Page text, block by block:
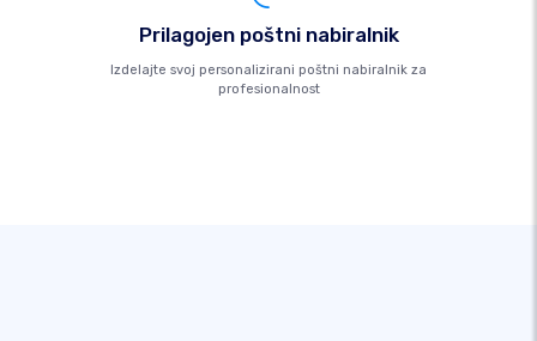
Prilagojen poštni nabiralnik
Izdelajte svoj personalizirani poštni nabiralnik za
profesionalnost